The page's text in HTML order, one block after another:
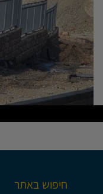
חיפוש באתר